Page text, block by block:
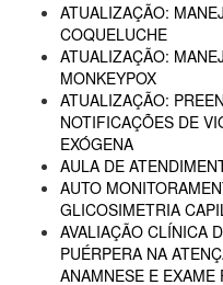
ATUALIZAÇÃO:
COQUELUCHE
ATUALIZAÇÃO:
MONKEYPOX
ATUALIZAÇÃO:
NOTIFICAÇÕES DE
EXÓGENA
AULA DE
AUTO
GLICOSIMETRIA
AVALIAÇÃO CLÍNICA
PUÉRPERA NA
ANAMNESE E EXAME